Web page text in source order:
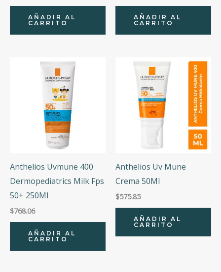
AÑADIR AL
CARRITO
AÑADIR AL
CARRITO
Anthelios Uvmune 400
Dermopediatrics Milk Fps
50+ 250Ml
$768.06
AÑADIR AL
CARRITO
Anthelios Uv Mune
Crema 50Ml
$575.85
AÑADIR AL
CARRITO